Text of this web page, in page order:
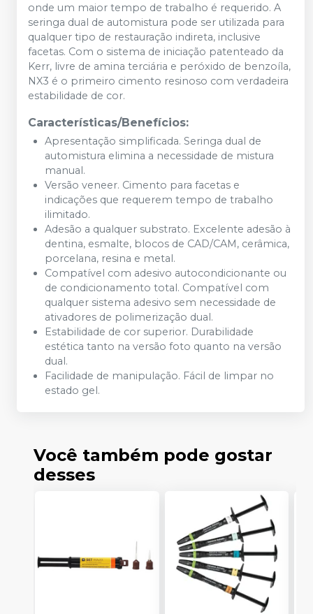
onde um maior tempo de trabalho é requerido. A
seringa dual de automistura pode ser utilizada para
qualquer tipo de restauração indireta, inclusive
facetas. Com o sistema de iniciação patenteado da
Kerr, livre de amina terciária e peróxido de benzoíla,
NX3 é o primeiro cimento resinoso com verdadeira
estabilidade de cor.
Características/Benefícios:
Apresentação simplificada. Seringa dual de
automistura elimina a necessidade de mistura
manual.
Versão veneer. Cimento para facetas e
indicações que requerem tempo de trabalho
ilimitado.
Adesão a qualquer substrato. Excelente adesão à
dentina, esmalte, blocos de CAD/CAM, cerâmica,
porcelana, resina e metal.
Compatível com adesivo autocondicionante ou
de condicionamento total. Compatível com
qualquer sistema adesivo sem necessidade de
ativadores de polimerização dual.
Estabilidade de cor superior. Durabilidade
estética tanto na versão foto quanto na versão
dual.
Facilidade de manipulação. Fácil de limpar no
estado gel.
Você também pode gostar
desses